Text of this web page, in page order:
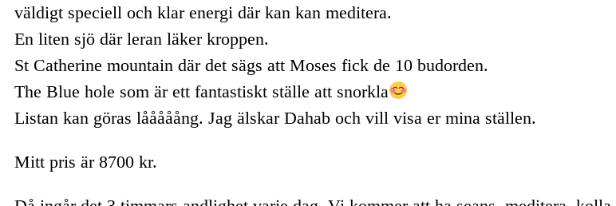
väldigt speciell och klar energi där kan kan meditera.
En liten sjö där leran läker kroppen.
St Catherine mountain där det sägs att Moses fick de 10 budorden.
The Blue hole som är ett fantastiskt ställe att snorkla
Listan kan göras lååååång. Jag älskar Dahab och vill visa er mina ställen.
Mitt pris är 8700 kr.